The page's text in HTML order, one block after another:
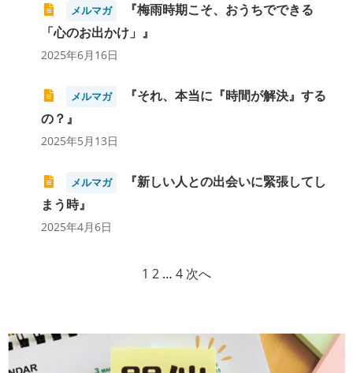
メルマガ
『梅雨時期こそ、おうちでできる
「心のお出かけ」』
2025年6月16日
メルマガ
『それ、本当に『時間が解決』する
の？』
2025年5月13日
メルマガ
『新しい人との出会いに緊張してし
まう時』
2025年4月6日
1 2 … 4 次へ